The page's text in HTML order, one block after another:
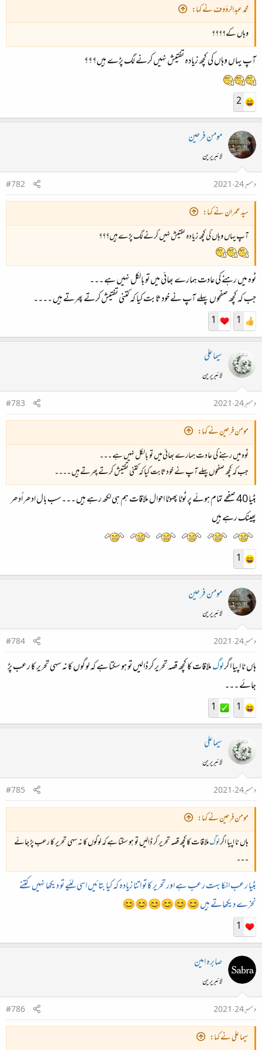
محمد عبدالرؤوف نے کہا:
وہاں کے؟؟؟؟
آپ یہاں وہاں کی کچھ زیادہ تفتیش نہیں کرنے لگ پڑے ہیں؟؟؟
2
مومن فرحین
لائبریرین
دسمبر 24، 2021
#782
سید عمران نے کہا:
آپ یہاں وہاں کی کچھ زیادہ تفتیش نہیں کرنے لگ پڑے ہیں؟؟؟
ٹوہ میں رہنے کی عادت ہمارے بھائی میں تو بالکل نہیں ہے ۔۔۔
جب کہ کچھ صفحوں پہلے آپ نے خود ثابت کیا کہ کتنی تفتیش کرتے پھرتے ہیں ۔۔۔۔
1
1
سیما علی
لائبریرین
دسمبر 24، 2021
#783
مومن فرحین نے کہا:
ٹوہ میں رہنے کی عادت ہمارے بھائی میں تو بالکل نہیں ہے ۔۔۔
جب کہ کچھ صفحوں پہلے آپ نے خود ثابت کیا کہ کتنی تفتیش کرتے پھرتے ہیں ۔۔۔۔
بٹیا 40 صفحے تمام ہوئے پر ٹوٹا پھوٹا احوال ملاقات ہم ہی لکھ رہے ہیں ۔۔۔سب بال ادھر اُدھر
پھینک رہے ہیں
1
مومن فرحین
لائبریرین
دسمبر 24، 2021
#784
ہاں نا اپیا اگرلوگملاقات کا کچھ قصہ تحریر کر ڈالیں تو ہو سکتا ہے کہ لوگوں کا نہ سہی تحریر کا رعب پڑ
جائے ۔۔۔
1
1
سیما علی
لائبریرین
دسمبر 24، 2021
#785
مومن فرحین نے کہا:
ہاں نا اپیا اگرلوگملاقات کا کچھ قصہ تحریر کر ڈالیں تو ہو سکتا ہے کہ لوگوں کا نہ سہی تحریر کا رعب پڑ جائے
۔۔۔
بٹیا رعبانکابہت رعب ہے اور تحریر کا تو اتنا زیادہ کہ کیا بتائیں اسی لئیے تو دیکھا نہیں کتنے
نخرے دیکھاتے ہیں 😊😊😊😊😊😊
1
صابرہ امین
لائبریرین
دسمبر 24، 2021
#786
سیما علی نے کہا: